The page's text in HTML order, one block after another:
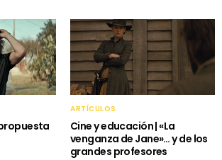
ARTÍCULOS
Cine y educación | «La
venganza de Jane»… y de los
grandes profesores